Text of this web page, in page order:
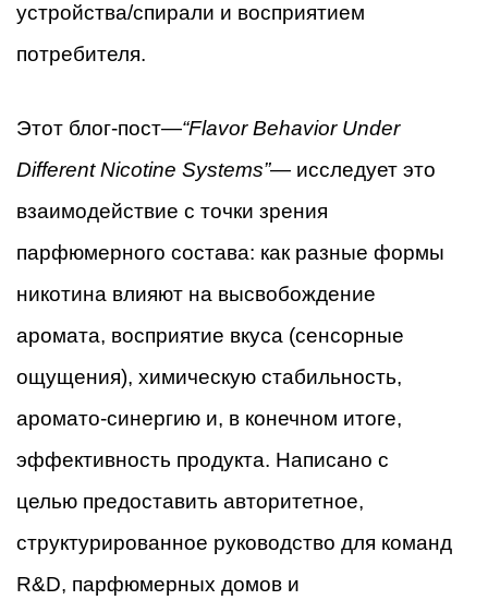
устройства/спирали и восприятием
потребителя.
Этот блог-пост—“Flavor Behavior Under
Different Nicotine Systems”— исследует это
взаимодействие с точки зрения
парфюмерного состава: как разные формы
никотина влияют на высвобождение
аромата, восприятие вкуса (сенсорные
ощущения), химическую стабильность,
аромато-синергию и, в конечном итоге,
эффективность продукта. Написано с
целью предоставить авторитетное,
структурированное руководство для команд
R&D, парфюмерных домов и